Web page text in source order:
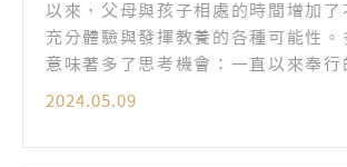
以來，父母與孩子相處的時間增加了
充分體驗與發揮教養的各種可能性。
意味著多了思考機會：一直以來奉行
否合適？西方世界的父母亦是這麼想
2024.05.09